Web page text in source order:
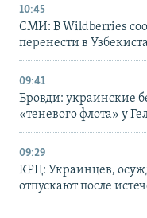
10:45
СМИ: В Wildberries
перенести в
09:41
Бровди: украинские
«теневого флота» у
09:29
КРЦ: Украинцев,
отпускают после